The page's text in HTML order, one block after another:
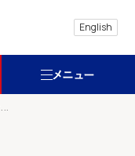
English
メニュー
...